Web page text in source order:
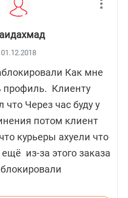
01.12.2018
Как мне
профиль. Клиенту
что Через час буду у
потом клиент
курьеры ахуели что
из-за этого заказа